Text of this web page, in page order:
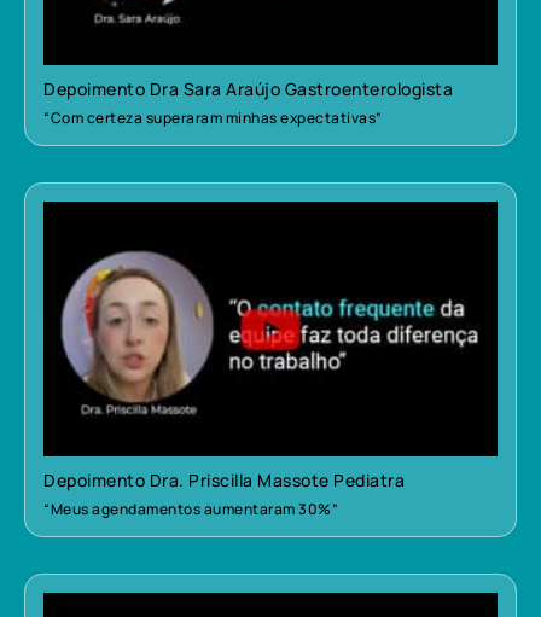
Depoimento Dra Sara Araújo Gastroenterologista
“Com certeza superaram minhas expectativas”
Depoimento Dra. Priscilla Massote Pediatra
“Meus agendamentos aumentaram 30%”